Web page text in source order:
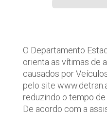
O Departamento
orienta as vítimas de
causados por
pelo site
reduzindo o tempo
De acordo com a